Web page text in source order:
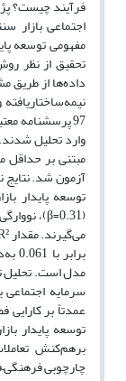
فرآیند چیست؟
اجتماعی بازار
مفهومی توسعه
تحقیق از نظر
داده‌ها از طریق
97 پرسشنامه
وارد تحلیل
آزمون شد. نتایج
مدل است. تحلیل
سرمایه
عمدتاً بر
توسعه پایدار
برهم‌کنش
چارچوبی